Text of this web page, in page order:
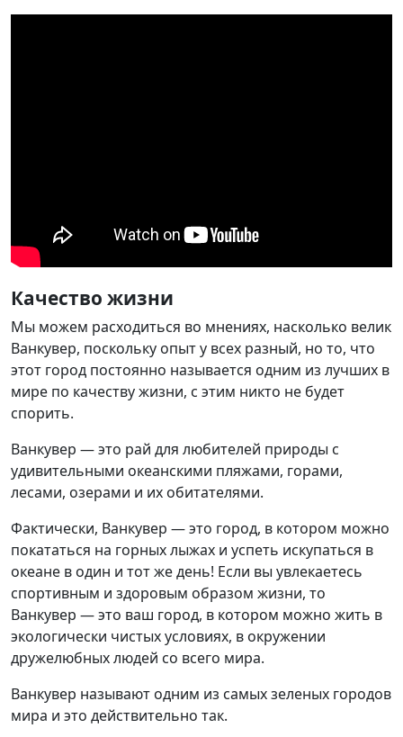
Качество жизни
Мы можем расходиться во мнениях, насколько велик
Ванкувер, поскольку опыт у всех разный, но то, что
этот город постоянно называется одним из лучших в
мире по качеству жизни, с этим никто не будет
спорить.
Ванкувер — это рай для любителей природы с
удивительными океанскими пляжами, горами,
лесами, озерами и их обитателями.
Фактически, Ванкувер — это город, в котором можно
покататься на горных лыжах и успеть искупаться в
океане в один и тот же день! Если вы увлекаетесь
спортивным и здоровым образом жизни, то
Ванкувер — это ваш город, в котором можно жить в
экологически чистых условиях, в окружении
дружелюбных людей со всего мира.
Ванкувер называют одним из самых зеленых городов
мира и это действительно так.